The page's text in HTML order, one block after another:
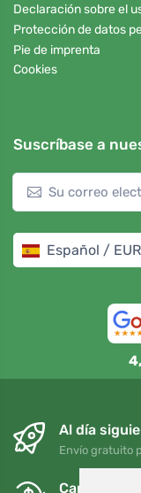
Declaración sobre el
Protección de datos
Pie de imprenta
Cookies
Suscríbase a
Español / EUR
Al día
Envío gratuito
Cambios y